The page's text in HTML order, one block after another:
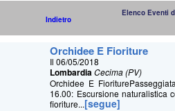
Indietro
Elenco Eventi
Orchidee E Fioriture
Il 06/05/2018
LombardiaCecima (PV)
Orchidee E
16.00: Escursione naturalistica
fioriture...[segue]